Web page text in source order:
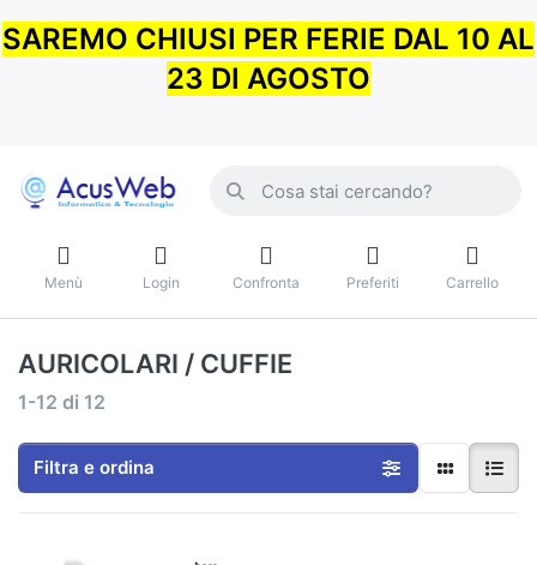
SAREMO CHIUSI PER FERIE DAL 10 AL
23 DI AGOSTO
Menù Login Confronta Preferiti Carrello
AURICOLARI / CUFFIE
1-12 di 12
Filtra e ordina